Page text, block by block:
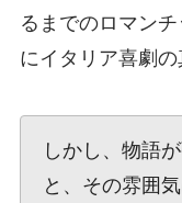
るまでのロマン
にイタリア喜劇の
しかし、物語
と、その雰囲